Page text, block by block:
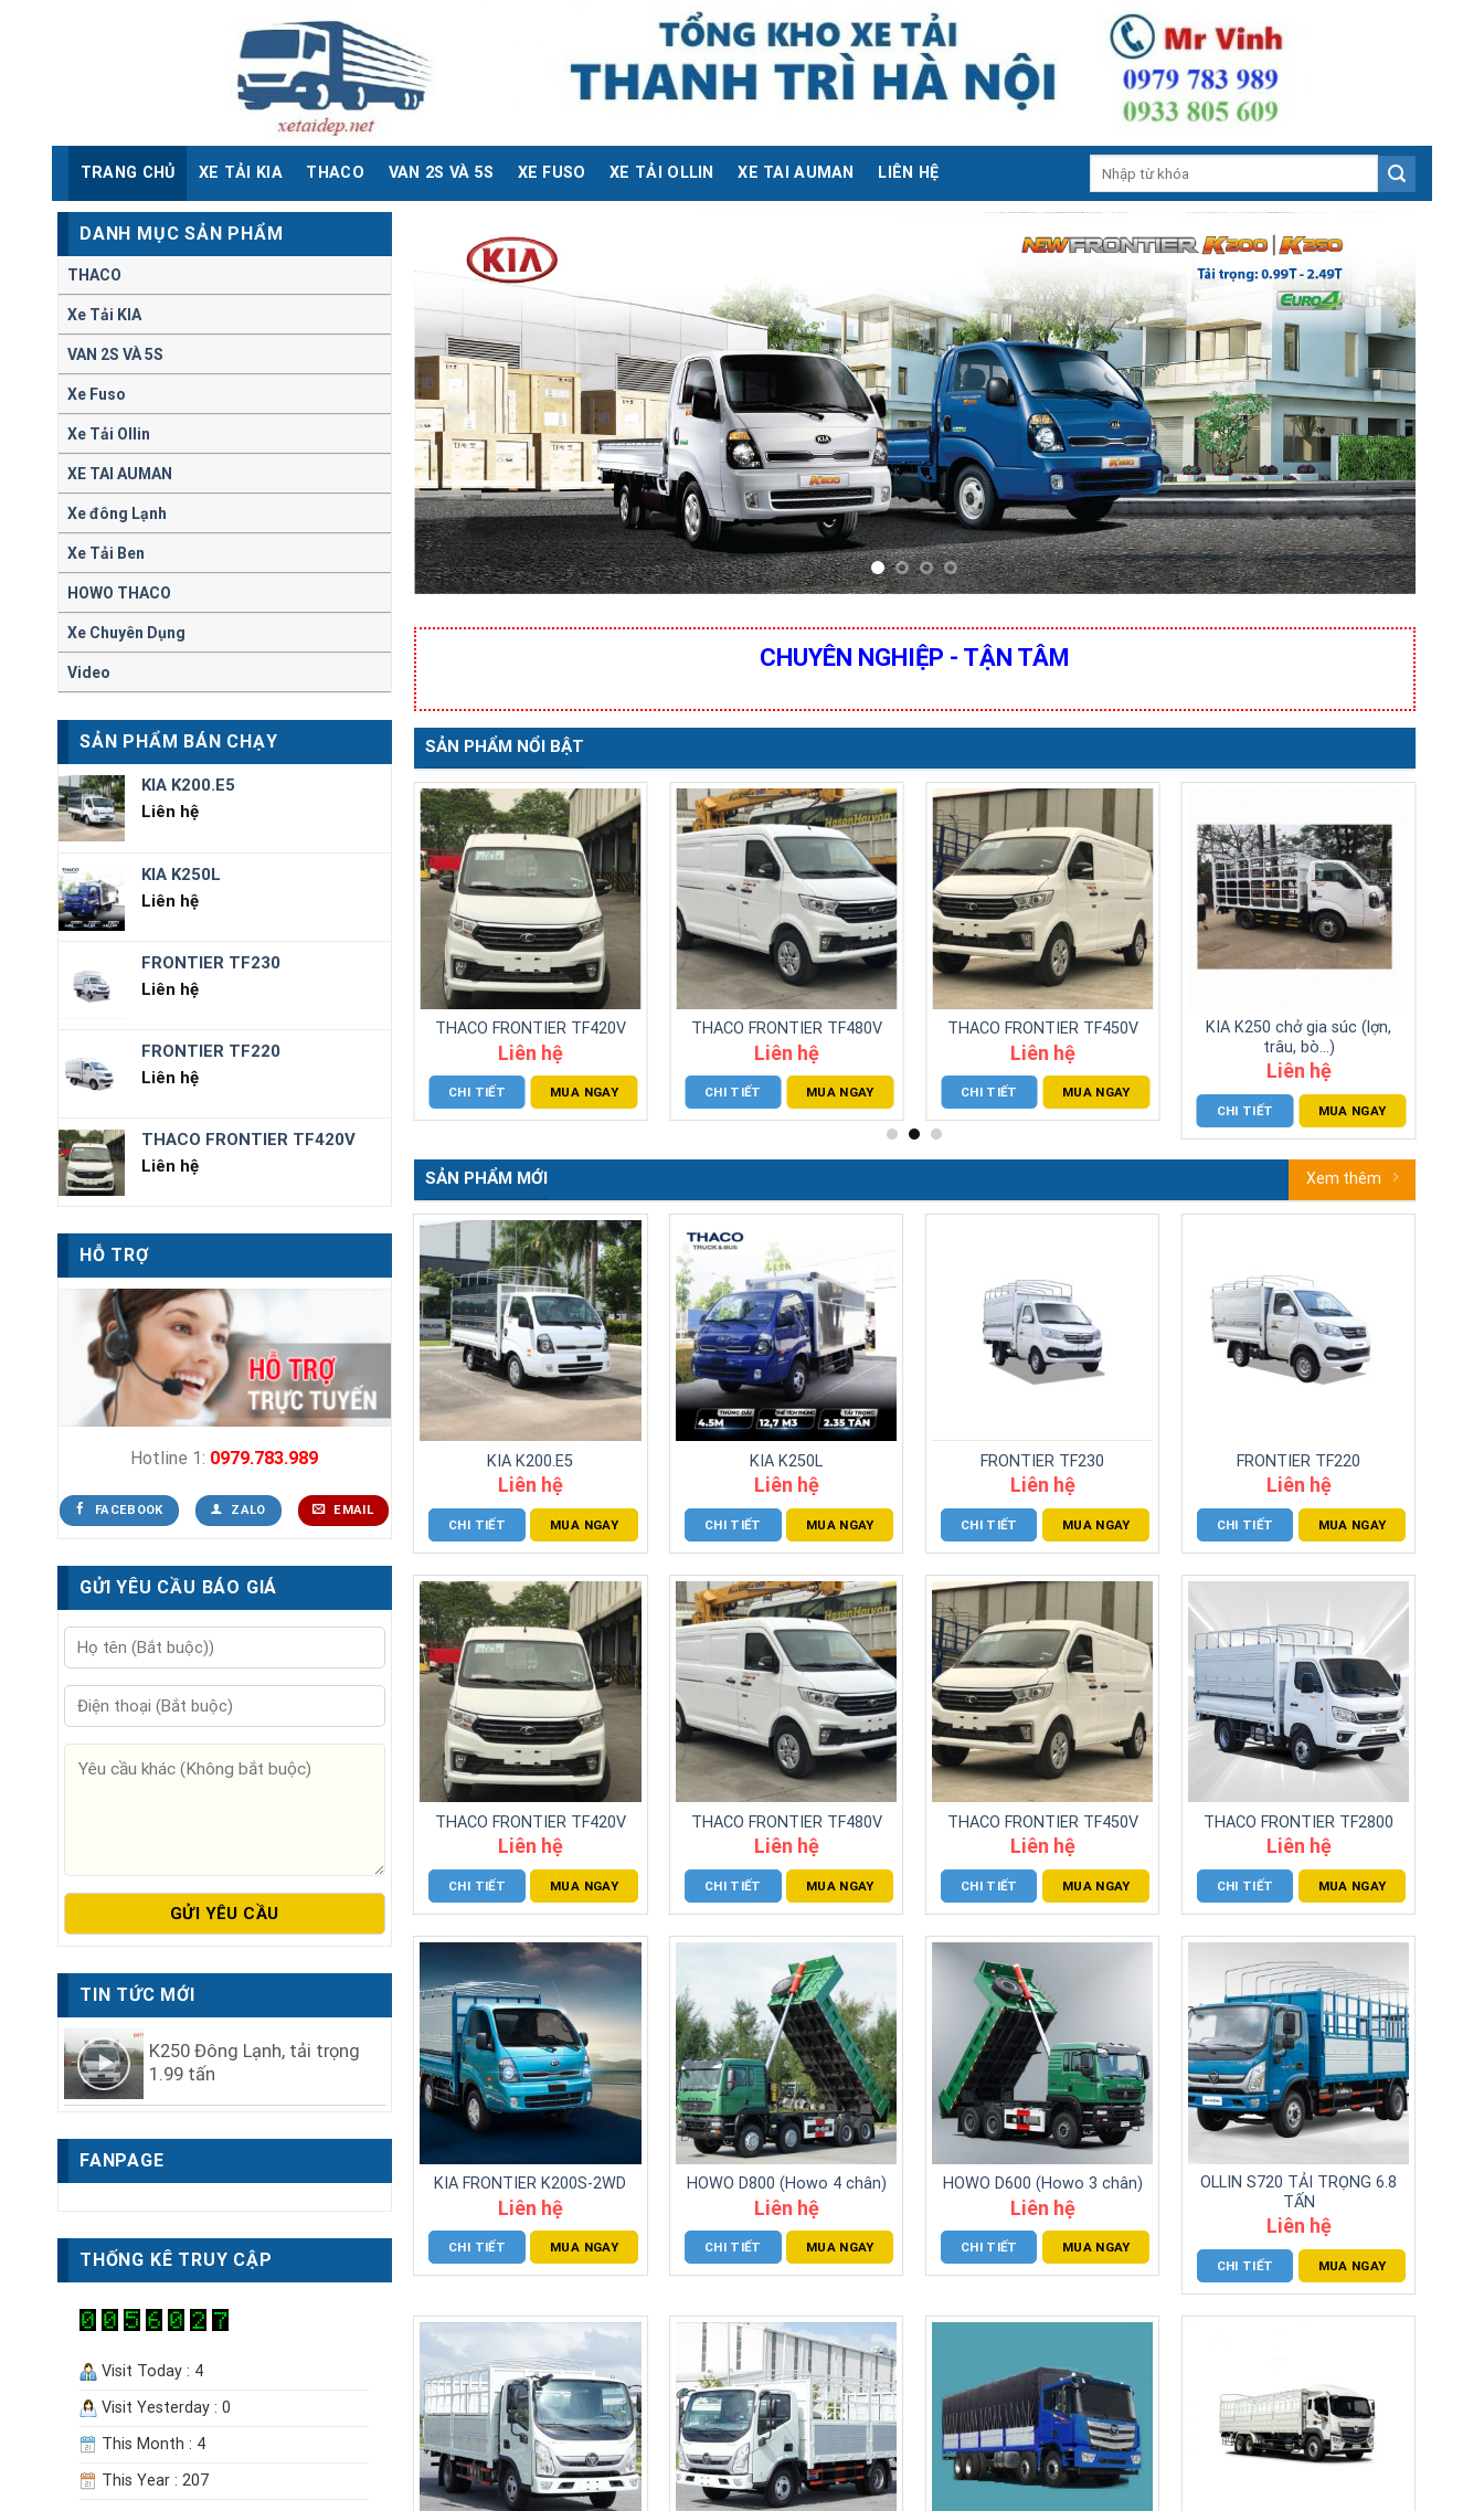
TRANG CHỦ XE TẢI KIA THACO VAN 2S VÀ 5S XE FUSO XE TẢI OLLIN XE TAI AUMAN LIÊN HỆ
Search
DANH MỤC SẢN PHẨM
THACO
Xe Tải KIA
VAN 2S VÀ 5S
Xe Fuso
Xe Tải Ollin
XE TAI AUMAN
Xe đông Lạnh
Xe Tải Ben
HOWO THACO
Xe Chuyên Dụng
Video
SẢN PHẨM BÁN CHẠY
KIA K200.E5
Liên hệ
KIA K250L
Liên hệ
FRONTIER TF230
Liên hệ
FRONTIER TF220
Liên hệ
THACO FRONTIER TF420V
Liên hệ
HỖ TRỢ
Hotline 1: 0979.783.989
FACEBOOK ZALO EMAIL
GỬI YÊU CẦU BÁO GIÁ
TIN TỨC MỚI
K250 Đông Lạnh, tải trọng
1.99 tấn
FANPAGE
THỐNG KÊ TRUY CẬP
Visit Today : 4
Visit Yesterday : 0
This Month : 4
This Year : 207
SẢN PHẨM NỔI BẬT
KIA K200.E5
Liên hệ
CHI TIẾT
Liên hệ
CHI TIẾT
FRONTIER TF480V
MUA NGAY
THACO FRONTIER TF450V
CHI TIẾT
KIA K250 chở gia súc (lợn,
trâu, bò…)
Liên hệ
KIA K250.E5
Liên hệ
MUA NGAY
CHI TIẾT
Xem thêm
KIA K200.E5
Liên hệ
MUA NGAY
KIA K250L
Liên hệ
MUA NGAY
Liên hệ
MUA NGAY MUA NGAY
THACO FRONTIER TF420V
Liên hệ
MUA NGAY
THACO FRONTIER TF480V
Liên hệ
MUA NGAY
THACO FRONTIER TF450V
Liên hệ
MUA NGAY
THACO FRONTIER TF2800
Liên hệ
MUA NGAY
KIA FRONTIER K200S-2WD
Liên hệ
MUA NGAY
HOWO D800 (Howo 4 chân)
Liên hệ
MUA NGAY
HOWO D600 (Howo 3 chân)
Liên hệ
MUA NGAY
OLLIN S720 TẢI TRỌNG 6.8
TẤN
Liên hệ
MUA NGAY